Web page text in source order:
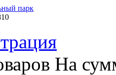
парк
На